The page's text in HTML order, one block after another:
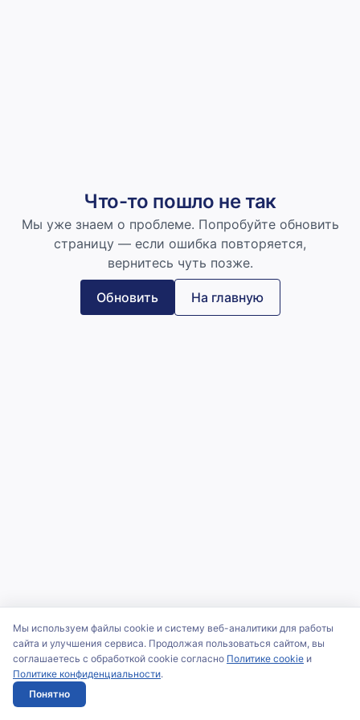
Что-то пошло не так
Мы уже знаем о проблеме. Попробуйте обновить
страницу — если ошибка повторяется,
вернитесь чуть позже.
Обновить На главную
Мы используем файлы cookie и систему веб-аналитики для работы
сайта и улучшения сервиса. Продолжая пользоваться сайтом, вы
соглашаетесь с обработкой cookie согласно Политике cookie и
Политике конфиденциальности.
Понятно